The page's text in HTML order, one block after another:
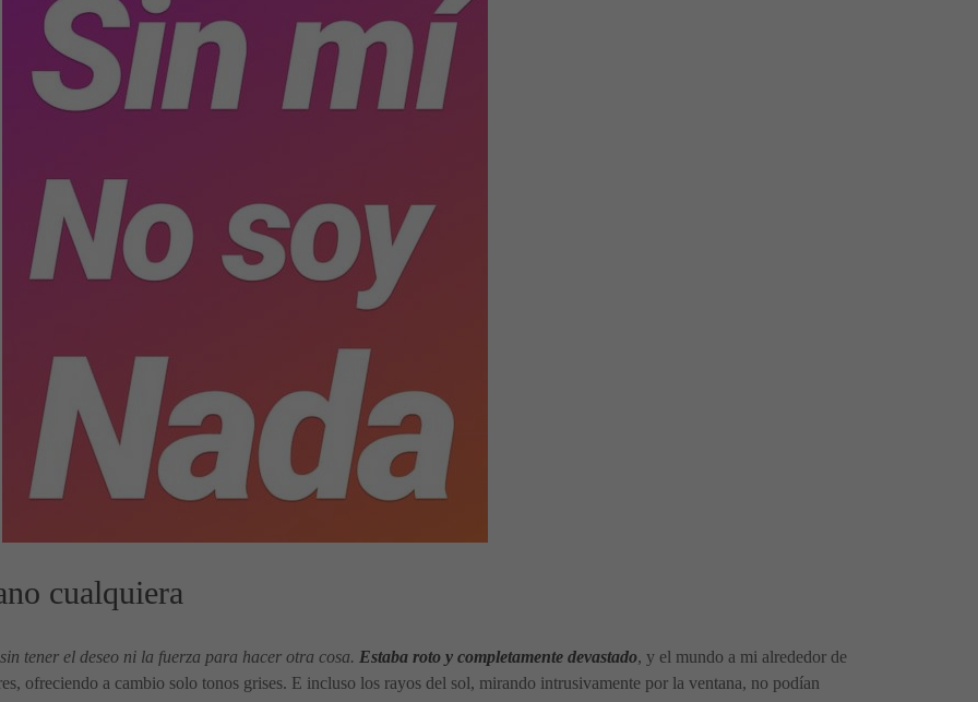
cualquiera
tener el deseo ni la fuerza para hacer otra cosa. Estaba roto y completamente devastado, y el mundo a mi alrededor de
ofreciendo a cambio solo tonos grises. E incluso los rayos del sol, mirando intrusivamente por la ventana, no podían